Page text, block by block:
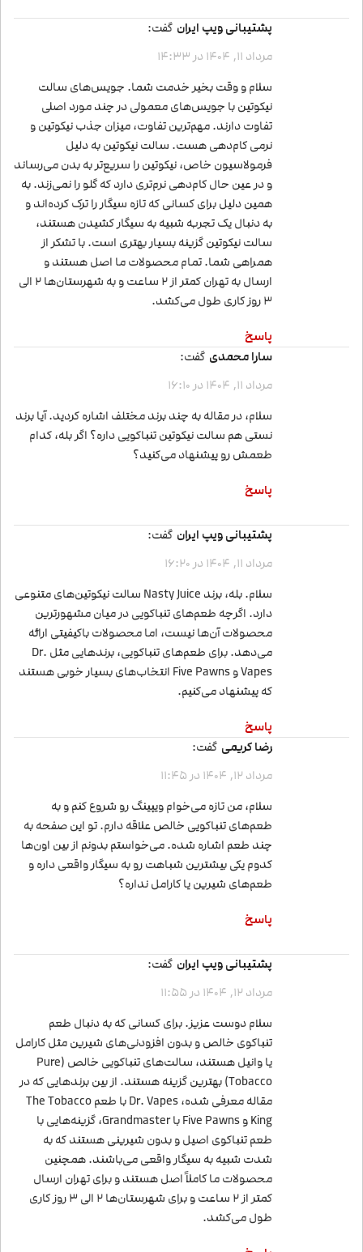
پشتیبانی ویپ ایران گفت:
مرداد 11, 1404 در 14:33
سلام و وقت بخیر خدمت شما. جویس‌های سالت
نیکوتین با جویس‌های معمولی در چند مورد اصلی
تفاوت دارند. مهم‌ترین تفاوت، میزان جذب نیکوتین و
نرمی کام‌دهی هست. سالت نیکوتین به دلیل
فرمولاسیون خاص، نیکوتین را سریع‌تر به بدن می‌رساند
و در عین حال کام‌دهی نرم‌تری دارد که گلو را نمی‌زند. به
همین دلیل برای کسانی که تازه سیگار را ترک کرده‌اند و
به دنبال یک تجربه شبیه به سیگار کشیدن هستند،
سالت نیکوتین گزینه بسیار بهتری است. با تشکر از
همراهی شما. تمام محصولات ما اصل هستند و
ارسال به تهران کمتر از 2 ساعت و به شهرستان‌ها 2 الی
3 روز کاری طول می‌کشد.
پاسخ
سارا محمدی گفت:
مرداد 11, 1404 در 16:10
سلام، در مقاله به چند برند مختلف اشاره کردید. آیا برند
نستی هم سالت نیکوتین تنباکویی داره؟ اگر بله، کدام
طعمش رو پیشنهاد می‌کنید؟
پاسخ
پشتیبانی ویپ ایران گفت:
مرداد 11, 1404 در 16:20
سلام. بله، برند Nasty Juice سالت نیکوتین‌های متنوعی
دارد. اگرچه طعم‌های تنباکویی در میان مشهورترین
محصولات آن‌ها نیست، اما محصولات باکیفیتی ارائه
می‌دهد. برای طعم‌های تنباکویی، برندهایی مثل Dr.
Vapes و Five Pawns انتخاب‌های بسیار خوبی هستند
که پیشنهاد می‌کنیم.
پاسخ
رضا کریمی گفت:
مرداد 12, 1404 در 11:45
سلام، من تازه می‌خوام ویپینگ رو شروع کنم و به
طعم‌های تنباکویی خالص علاقه دارم. تو این صفحه به
چند طعم اشاره شده. می‌خواستم بدونم از بین اون‌ها
کدوم یکی بیشترین شباهت رو به سیگار واقعی داره و
طعم‌های شیرین یا کارامل نداره؟
پاسخ
پشتیبانی ویپ ایران گفت:
مرداد 12, 1404 در 11:55
سلام دوست عزیز. برای کسانی که به دنبال طعم
تنباکوی خالص و بدون افزودنی‌های شیرین مثل کارامل
یا وانیل هستند، سالت‌های تنباکویی خالص (Pure
Tobacco) بهترین گزینه هستند. از بین برندهایی که در
مقاله معرفی شده، Dr. Vapes با طعم The Tobacco
King و Five Pawns با Grandmaster، گزینه‌هایی با
طعم تنباکوی اصیل و بدون شیرینی هستند که به
شدت شبیه به سیگار واقعی می‌باشند. همچنین
محصولات ما کاملاً اصل هستند و برای تهران ارسال
کمتر از 2 ساعت و برای شهرستان‌ها 2 الی 3 روز کاری
طول می‌کشد.